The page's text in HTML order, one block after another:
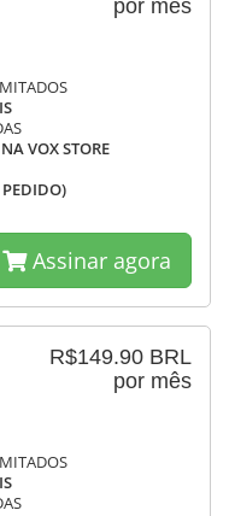
por mês
VOX STORE
Assinar agora
R$149.90 BRL
por mês